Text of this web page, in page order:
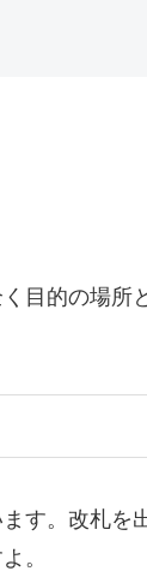
目的の場所
す。改札を
。